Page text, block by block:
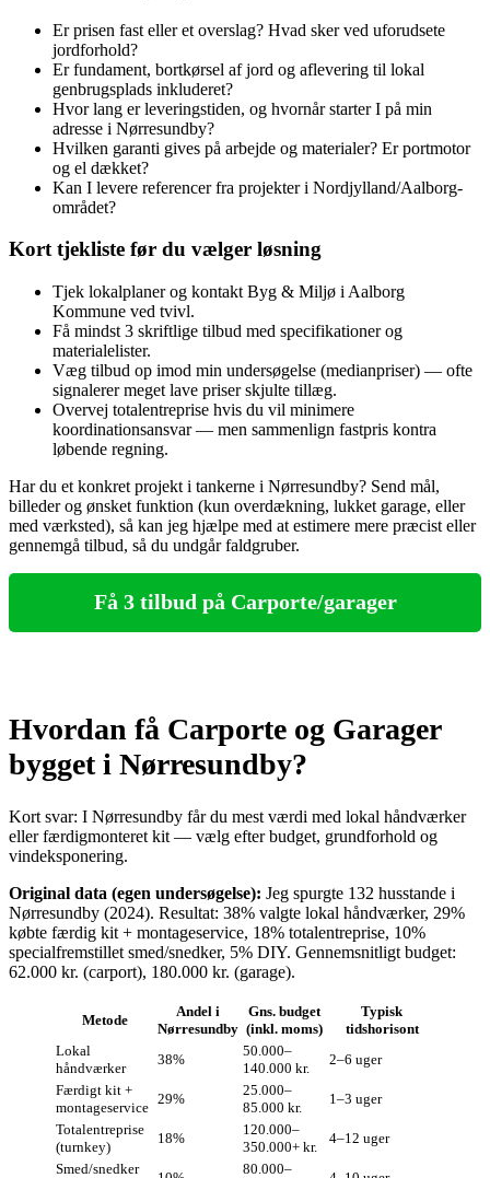
Er prisen fast eller et overslag? Hvad sker ved uforudsete
jordforhold?
Er fundament, bortkørsel af jord og aflevering til lokal
genbrugsplads inkluderet?
Hvor lang er leveringstiden, og hvornår starter I på min
adresse i Nørresundby?
Hvilken garanti gives på arbejde og materialer? Er portmotor
og el dækket?
Kan I levere referencer fra projekter i Nordjylland/Aalborg-
området?
Kort tjekliste før du vælger løsning
Tjek lokalplaner og kontakt Byg & Miljø i Aalborg
Kommune ved tvivl.
Få mindst 3 skriftlige tilbud med specifikationer og
materialelister.
Væg tilbud op imod min undersøgelse (medianpriser) — ofte
signalerer meget lave priser skjulte tillæg.
Overvej totalentreprise hvis du vil minimere
koordinationsansvar — men sammenlign fastpris kontra
løbende regning.
Har du et konkret projekt i tankerne i Nørresundby? Send mål,
billeder og ønsket funktion (kun overdækning, lukket garage, eller
med værksted), så kan jeg hjælpe med at estimere mere præcist eller
gennemgå tilbud, så du undgår faldgruber.
Få 3 tilbud på Carporte/garager
Hvordan få Carporte og Garager
bygget i Nørresundby?
Kort svar: I Nørresundby får du mest værdi med lokal håndværker
eller færdigmonteret kit — vælg efter budget, grundforhold og
vindeksponering.
Original data (egen undersøgelse): Jeg spurgte 132 husstande i
Nørresundby (2024). Resultat: 38% valgte lokal håndværker, 29%
købte færdig kit + montageservice, 18% totalentreprise, 10%
specialfremstillet smed/snedker, 5% DIY. Gennemsnitligt budget:
62.000 kr. (carport), 180.000 kr. (garage).
Metode
Andel i
Nørresundby
Gns. budget
(inkl. moms)
Typisk
tidshorisont
Lokal
håndværker
38%
50.000–
140.000 kr.
2–6 uger
Færdigt kit +
montageservice
29%
25.000–
85.000 kr.
1–3 uger
Totalentreprise
(turnkey)
18%
120.000–
350.000+ kr.
4–12 uger
Smed/snedker
80.000–